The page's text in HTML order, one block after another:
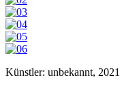
Künstler: unbekannt, 2021